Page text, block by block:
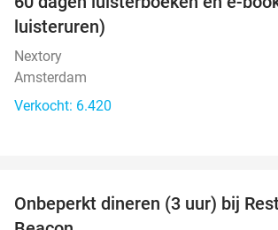
luisteruren)
Nextory
Amsterdam
Verkocht: 6.420
Onbeperkt dineren (3 uur) bij